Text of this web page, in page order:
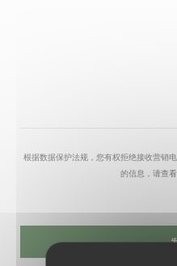
根据数据保护法规，您有权拒绝接收营销
的信息，请查